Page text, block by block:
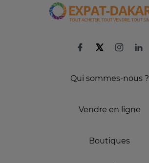
Qui sommes-nous ?
Vendre en ligne
Boutiques